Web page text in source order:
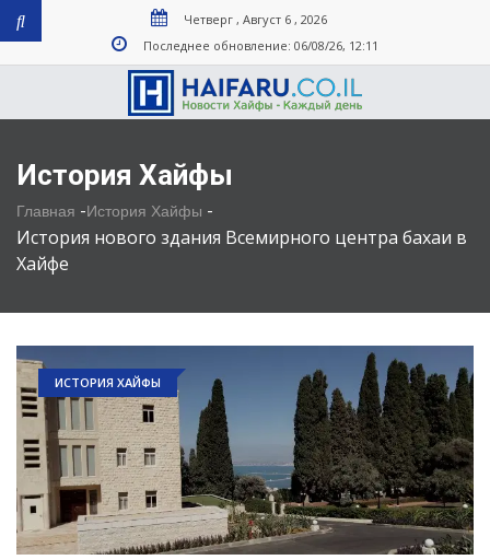
Четверг , Август 6 , 2026
Последнее обновление: 06/08/26, 12:11
История Хайфы
Главная -История Хайфы -
История нового здания Всемирного центра бахаи в
Хайфе
ИСТОРИЯ ХАЙФЫ